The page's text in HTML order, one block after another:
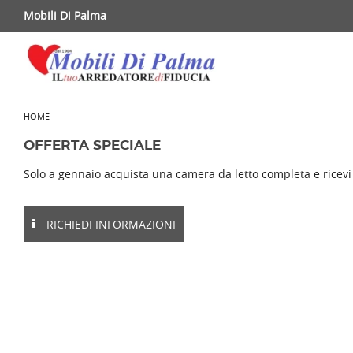
Mobili Di Palma
HOME
OFFERTA SPECIALE
Solo a gennaio acquista una camera da letto completa e
RICHIEDI INFORMAZIONI